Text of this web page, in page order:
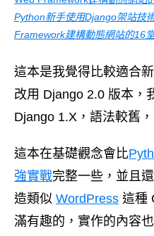
Python新手使用Django架站技
Framework建構動態網站的16
這本是我覺得比較適合
改用 Django 2.0 版本，
Django 1.X，語法較舊
這本在基礎觀念會比
強實戰完整一些，並且
造類似 WordPress 這種
滿有趣的，實作的內容